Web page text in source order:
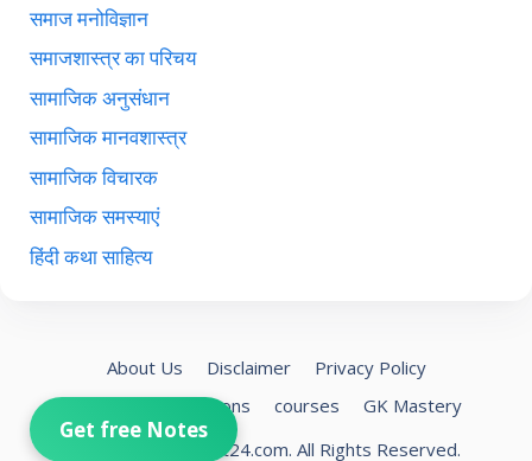
Get free Notes
समाज मनोविज्ञान
समाजशास्त्र का परिचय
सामाजिक अनुसंधान
सामाजिक मानवशास्त्र
सामाजिक विचारक
सामाजिक समस्याएं
हिंदी कथा साहित्य
About Us Disclaimer
Privacy Policy
Terms and Conditions
courses
GK Mastery
StudyPoint24.com. All Rights Reserved.